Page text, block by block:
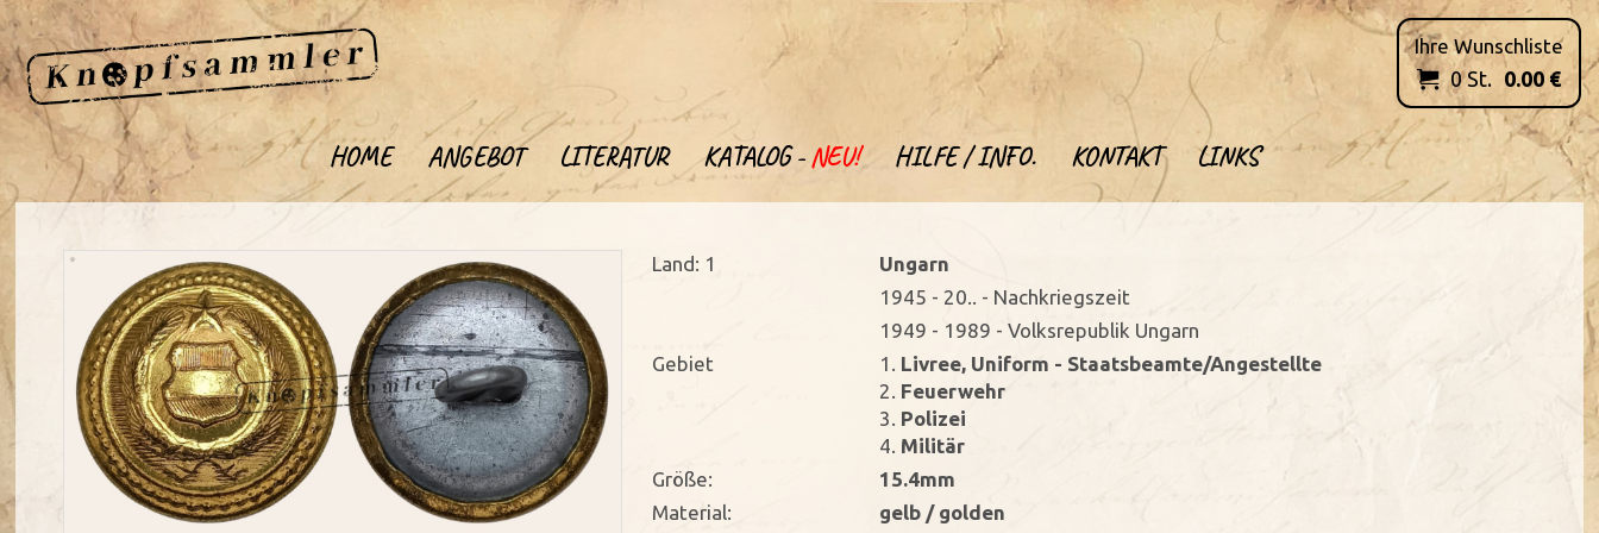
HOME ANGEBOT LITERATUR KATALOG -NEU! HILFE / INFO. KONTAKT LINKS
Ihre Wunschliste
 0St. 0.00 €
Land: 1
Ungarn
1945 - 20.. - Nachkriegszeit
1949 - 1989 - Volksrepublik Ungarn
Gebiet
1. Livree, Uniform - Staatsbeamte/Angestellte
2. Feuerwehr
3. Polizei
4. Militär
Größe:
15.4mm
Material:
gelb / golden